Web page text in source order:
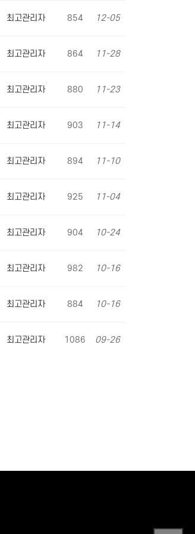
최고관리자 854 12-05
최고관리자 864 11-28
최고관리자 880 11-23
최고관리자 903 11-14
최고관리자 894 11-10
최고관리자 925 11-04
최고관리자 904 10-24
최고관리자 982 10-16
최고관리자 884 10-16
최고관리자 1086 09-26